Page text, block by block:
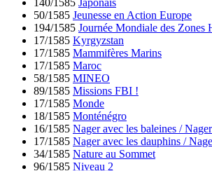
50/1585 Jeunesse en Action Europe
194/1585 Journée Mondiale des
17/1585 Kyrgyzstan
17/1585 Mammifères Marins
17/1585 Maroc
58/1585 MINEO
89/1585 Missions FBI !
17/1585 Monde
18/1585 Monténégro
16/1585 Nager avec les baleines /
17/1585 Nager avec les dauphins /
34/1585 Nature au Sommet
96/1585 Niveau 2